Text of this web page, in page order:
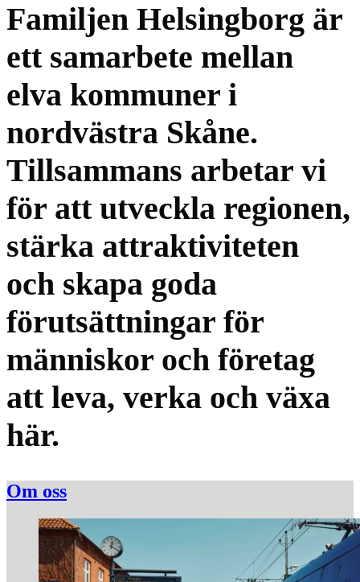
Familjen Helsingborg är
ett samarbete mellan
elva kommuner i
nordvästra Skåne.
Tillsammans arbetar vi
för att utveckla regionen,
stärka attraktiviteten
och skapa goda
förutsättningar för
människor och företag
att leva, verka och växa
här.
Om oss